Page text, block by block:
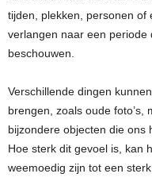
tijden, plekken, personen of
verlangen naar een periode
beschouwen.
Verschillende dingen
brengen, zoals oude foto’s,
bijzondere objecten die ons
Hoe sterk dit gevoel is, kan
weemoedig zijn tot een